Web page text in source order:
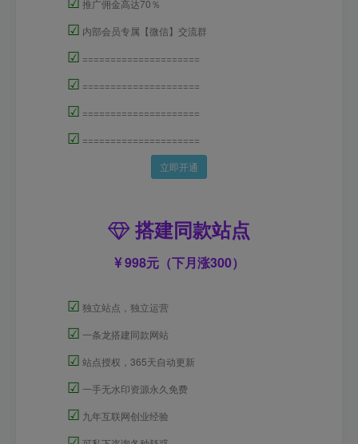
推广佣金高达70％
☑ 内部会员专属【微信】交流群
☑ =====================
☑ =====================
☑ =====================
☑ =====================
立即开通
搭建同款站点
998元（下月涨300）
☑ 独立站点，独立运营
☑ 一条龙搭建同款网站
☑ 站点授权，365天自动更新
☑ 一手无水印资源永久免费
☑ 九年互联网创业经验